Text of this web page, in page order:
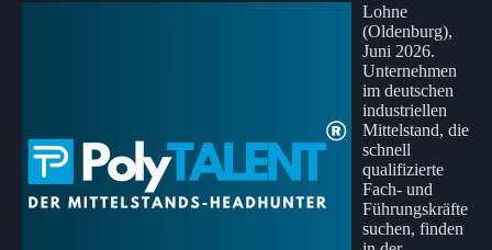
Lohne
(Oldenburg),
Juni 2026.
Unternehmen
im deutschen
industriellen
Mittelstand, die
schnell
qualifizierte
Fach- und
Führungskräfte
suchen, finden